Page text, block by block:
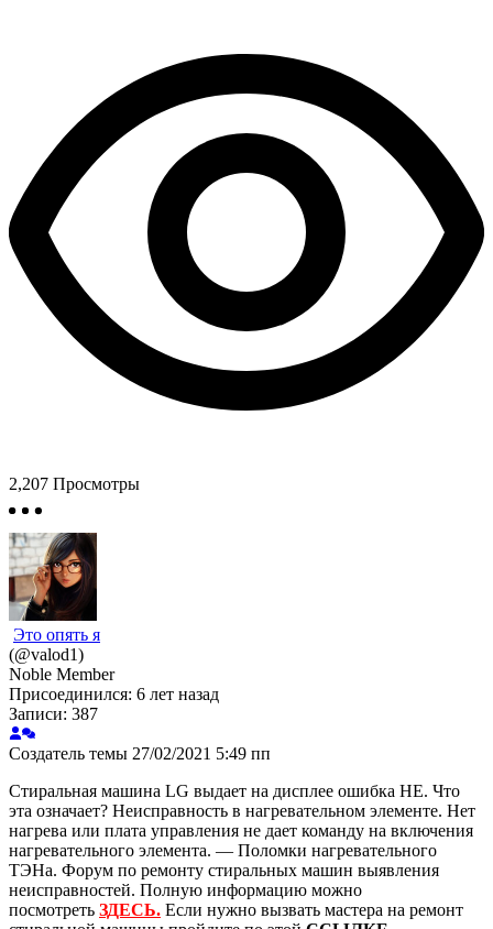
2,207 Просмотры
Это опять я
(@valod1)
Noble Member
Присоединился: 6 лет назад
Записи: 387
Создатель темы 27/02/2021 5:49 пп
Стиральная машина LG выдает на дисплее ошибка HE. Что
эта означает? Неисправность в нагревательном элементе. Нет
нагрева или плата управления не дает команду на включения
нагревательного элемента. — Поломки нагревательного
ТЭНа. Форум по ремонту стиральных машин выявления
неисправностей. Полную информацию можно
посмотреть ЗДЕСЬ. Если нужно вызвать мастера на ремонт